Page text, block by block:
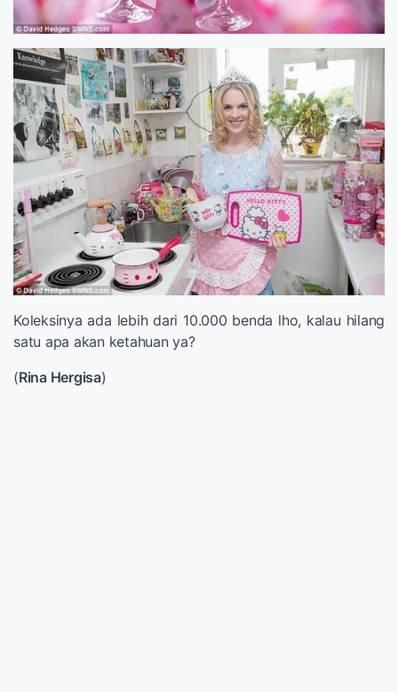
Koleksinya ada lebih dari 10.000 benda lho, kalau hilang
satu apa akan ketahuan ya?
(Rina Hergisa)